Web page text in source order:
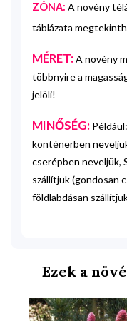
ZÓNA: A növény
táblázata
MÉRET:A növény
többnyire a
jelöli!
MINŐSÉG:
konténerben
cserépben neveljük,
szállítjuk (gondosan
földlabdásan
Ezek a